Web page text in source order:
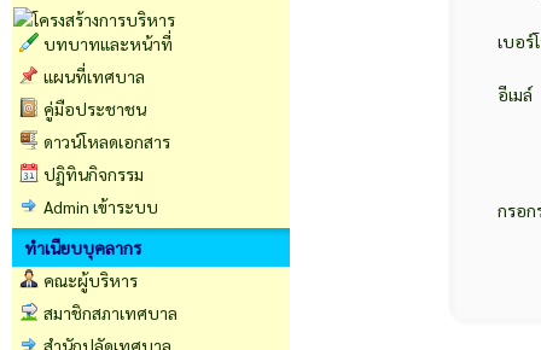
บทบาทและหน้าที่
แผนที่เทศบาล
คู่มือประชาชน
ดาวน์โหลดเอกสาร
ปฏิทินกิจกรรม
Admin เข้าระบบ
ทำเนียบบุคลากร
คณะผู้บริหาร
สมาชิกสภาเทศบาล
สำนักปลัดเทศบาล
เบอ
อีเมล์
กรอก